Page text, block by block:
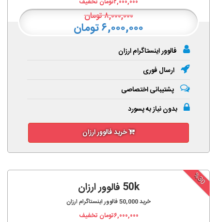
۲,۰۰۰,۰۰۰تومان تخفیف
۸,۰۰۰,۰۰۰تومان
۶,۰۰۰,۰۰۰ تومان
فالوور اینستاگرام ارزان
ارسال فوری
پشتیبانی اختصاصی
بدون نیاز به پسورد
خرید فالوور ارزان
%30
50k فالوور ارزان
خرید50,000فالوور اینستاگرام ارزان
۶,۰۰۰,۰۰۰تومان تخفیف